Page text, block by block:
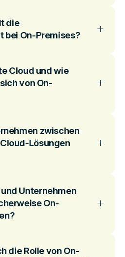
die
bei On-Premises?
Cloud und wie
von On-
zwischen
Lösungen
Unternehmen
On-
die Rolle von On-